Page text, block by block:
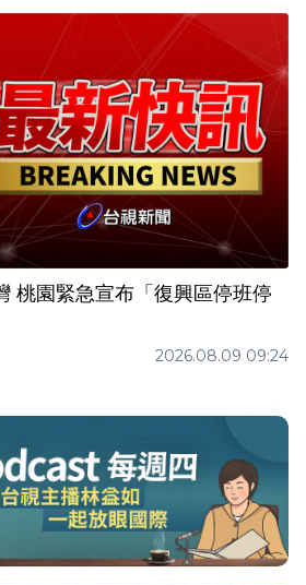
桃園緊急宣布「復興區停班停
2026.08.09 09:24